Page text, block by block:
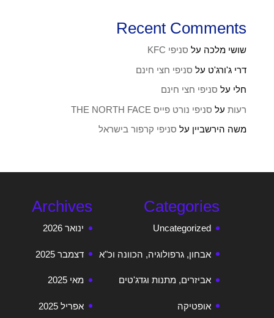
Recent Comments
שושי מלכה על סניפי KFC
דרי ג'ורג'ט על סניפי חצי חינם
חלי על סניפי חצי חינם
רעותעל סניפי נורט פייס THE NORTH FACE
משה הירשביין על סניפי קרפור בישראל
Archives
ינואר 2026
דצמבר 2025
מאי 2025
אפריל 2025
Categories
Uncategorized
אבחון, גרפולוגיה, הכוונה וכ"א
אביזרים, מתנות וגדג'טים
אופטיקה